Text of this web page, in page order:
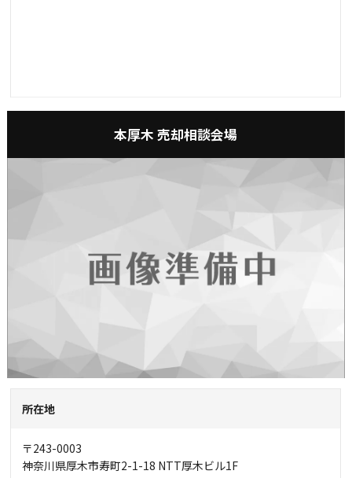
本厚木 売却相談会場
所在地
〒243-0003
神奈川県厚木市寿町2-1-18 NTT厚木ビル1F